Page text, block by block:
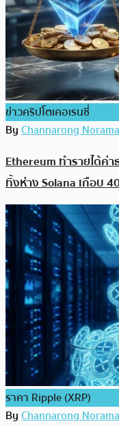
ข่าวคริปโตเคอเรนซี่
ByChannarong
Ethereum ทำรายได้ค่
ทิ้งห่าง Solana เกือบ
ราคา Ripple (XRP)
ByChannarong